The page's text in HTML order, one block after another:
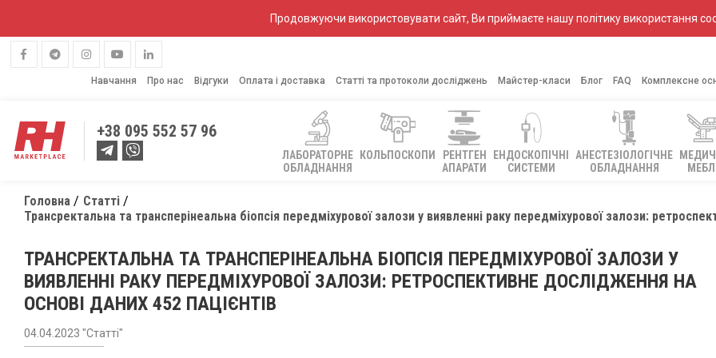
Продовжуючи використовувати сайт, Ви приймаєте нашу політику використання
Навчання Про нас Відгуки Оплата і доставка Статті та протоколи досліджень Майстер-класи Блог FAQ Комплексне
+38 095 552 57 96
ЛАБОРАТОРНЕ
ОБЛАДНАННЯ
КОЛЬПОСКОПИ
РЕНТГЕН
АПАРАТИ
ЕНДОСКОПІЧНІ
СИСТЕМИ
АНЕСТЕЗІОЛОГІЧНЕ
ОБЛАДНАННЯ
МЕБЛІ
Головна
Статті
Трансректальна та трансперінеальна біопсія передміхурової залози у виявленні раку передміхурової залози:
ТРАНСРЕКТАЛЬНА ТА ТРАНСПЕРІНЕАЛЬНА БІОПСІЯ ПЕРЕДМІХУРОВОЇ ЗАЛОЗИ У
ВИЯВЛЕННІ РАКУ ПЕРЕДМІХУРОВОЇ ЗАЛОЗИ: РЕТРОСПЕКТИВНЕ ДОСЛІДЖЕННЯ НА
ОСНОВІ ДАНИХ 452 ПАЦІЄНТІВ
04.04.2023 "Статті"